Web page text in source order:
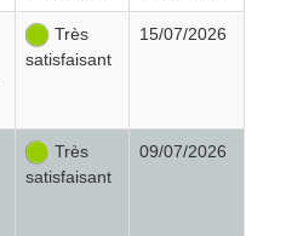
16
Très
satisfaisant
15/07/2026
Très
satisfaisant
09/07/2026